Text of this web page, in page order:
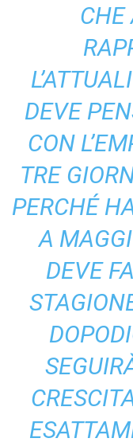
CHE
DEVE
CON
TRE
PERCHÉ
A
DEVE